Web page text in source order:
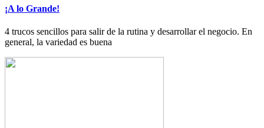
¡A lo Grande!
4 trucos sencillos para salir de la rutina y desarrollar el negocio. En
general, la variedad es buena